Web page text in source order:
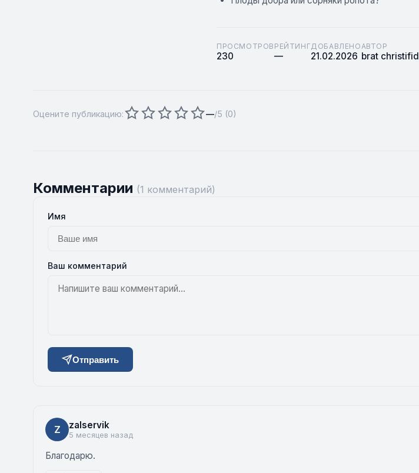
ПРОСМОТРОВ
230
РЕЙТИНГ
—
ДОБАВЛЕНО
21.02.2026
АВТОР
brat christifid
Оцените публикацию: —/5 (0)
Комментарии (1 комментарий)
Имя
Ваш комментарий
Отправить
Z zalservik
5 месяцев назад
Благодарю.